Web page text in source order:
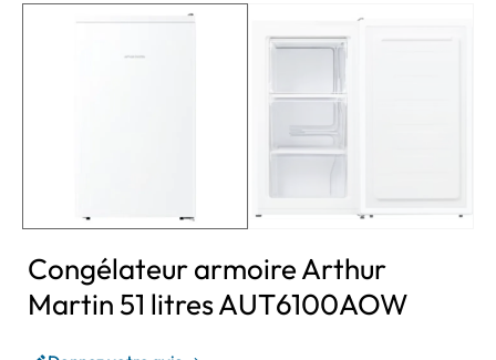
Congélateur armoire Arthur
Martin 51 litres AUT6100AOW